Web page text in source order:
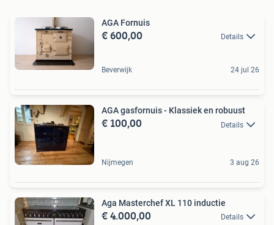
AGA Fornuis
€ 600,00 Details
Beverwijk 24 jul 26
AGA gasfornuis - Klassiek en robuust
€ 100,00 Details
Nijmegen 3 aug 26
Aga Masterchef XL 110 inductie
€ 4.000,00 Details